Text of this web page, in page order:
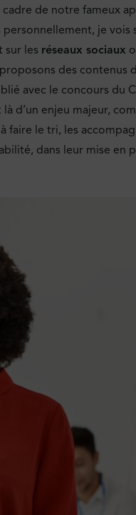
de notre fameux
je vois
sur les réseaux sociaux
des contenus
avec le concours du
d’un enjeu majeur,
le tri, les
dans leur mise en